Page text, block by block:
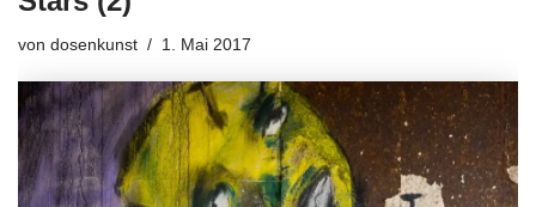
von dosenkunst 1. Mai 2017